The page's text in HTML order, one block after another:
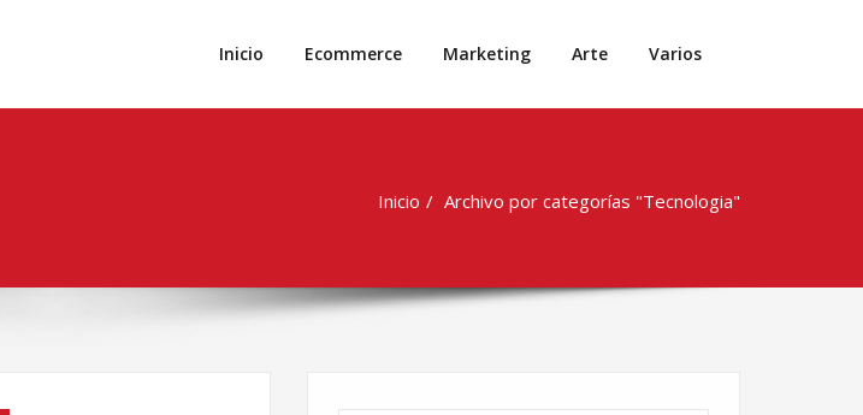
Inicio Ecommerce Marketing Arte Varios
Inicio Archivo por categorías "Tecnologia"